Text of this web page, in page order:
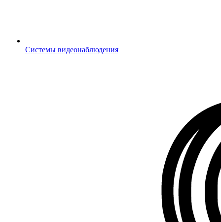
Системы видеонаблюдения